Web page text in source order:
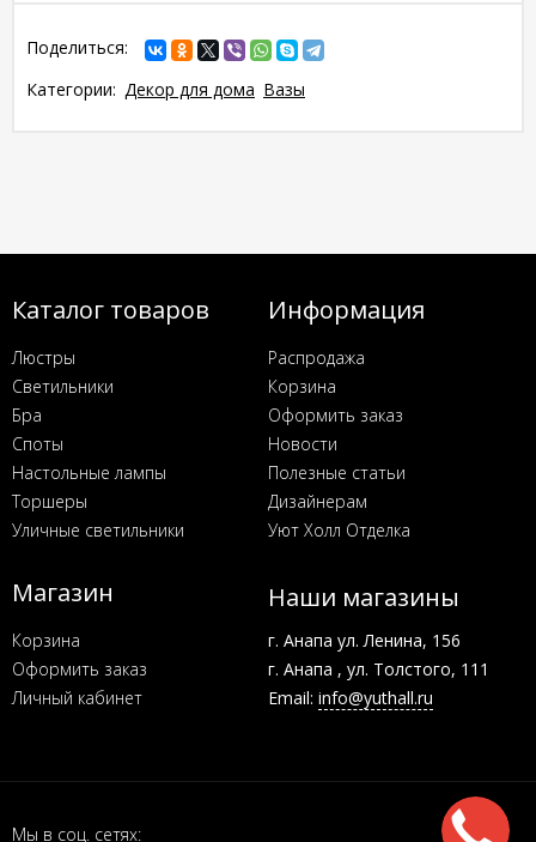
Поделиться:
Категории: Декор для дома Вазы
Каталог товаров
Люстры
Светильники
Бра
Споты
Настольные лампы
Торшеры
Уличные светильники
Информация
Распродажа
Корзина
Оформить заказ
Новости
Полезные статьи
Дизайнерам
Уют Холл Отделка
Магазин
Корзина
Оформить заказ
Личный кабинет
Наши магазины
г. Анапа ул. Ленина, 156
г. Анапа , ул. Толстого, 111
Email: info@yuthall.ru
Мы в соц. сетях